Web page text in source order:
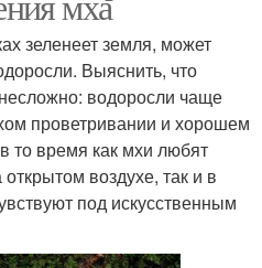
зеленеет земля, может
Выяснить, что
водоросли чаще
проветривании и хорошем
то время как мхи любят
воздухе, так и в
под искусственным